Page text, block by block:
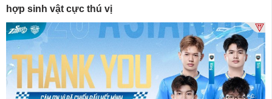
hợp sinh vật cực thú vị